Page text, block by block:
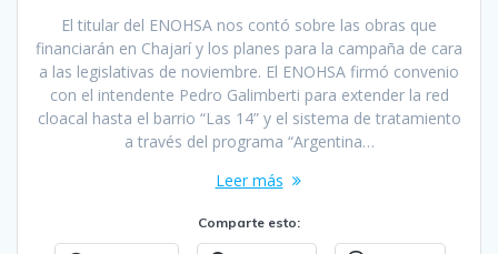
El titular del ENOHSA nos contó sobre las obras que
financiarán en Chajarí y los planes para la campaña de cara
a las legislativas de noviembre. El ENOHSA firmó convenio
con el intendente Pedro Galimberti para extender la red
cloacal hasta el barrio “Las 14” y el sistema de tratamiento
a través del programa “Argentina…
Leer más
Comparte esto: